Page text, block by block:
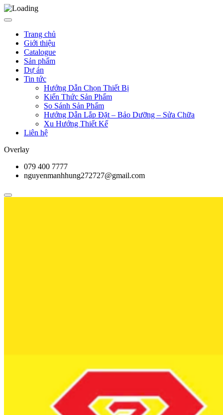
Trang chủ
Giới thiệu
Catalogue
Sản phẩm
Dự án
Tin tức
Hướng Dẫn Chọn Thiết Bị
Kiến Thức Sản Phẩm
So Sánh Sản Phẩm
Hướng Dẫn Lắp Đặt – Bảo Dưỡng – Sửa Chữa
Xu Hướng Thiết Kế
Liên hệ
Overlay
079 400 7777
nguyenmanhhung272727@gmail.com